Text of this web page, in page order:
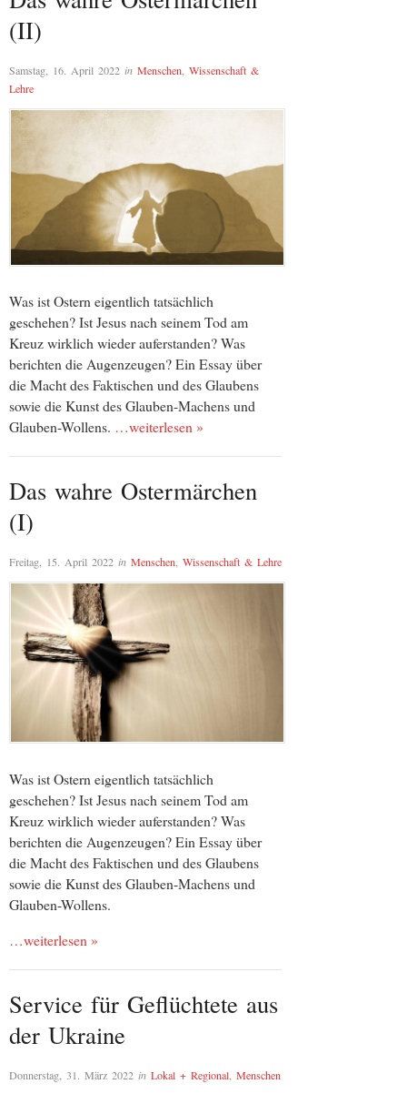
(II)
Samstag, 16. April 2022 in Menschen Wissenschaft &
Lehre
Was ist Ostern eigentlich tatsächlich
geschehen? Ist Jesus nach seinem Tod am
Kreuz wirklich wieder auferstanden? Was
berichten die Augenzeugen? Ein Essay über
die Macht des Faktischen und des Glaubens
sowie die Kunst des Glauben-Machens und
Glauben-Wollens. …weiterlesen »
Das wahre Ostermärchen
(I)
Freitag, 15. April 2022 in Menschen Wissenschaft & Lehre
Was ist Ostern eigentlich tatsächlich
geschehen? Ist Jesus nach seinem Tod am
Kreuz wirklich wieder auferstanden? Was
berichten die Augenzeugen? Ein Essay über
die Macht des Faktischen und des Glaubens
sowie die Kunst des Glauben-Machens und
Glauben-Wollens.
…weiterlesen »
Service für Geflüchtete aus
der Ukraine
Donnerstag, 31. März 2022 in Lokal + Regional Menschen